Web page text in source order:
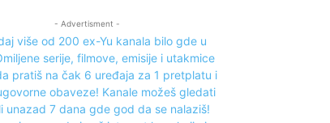
- Advertisment -